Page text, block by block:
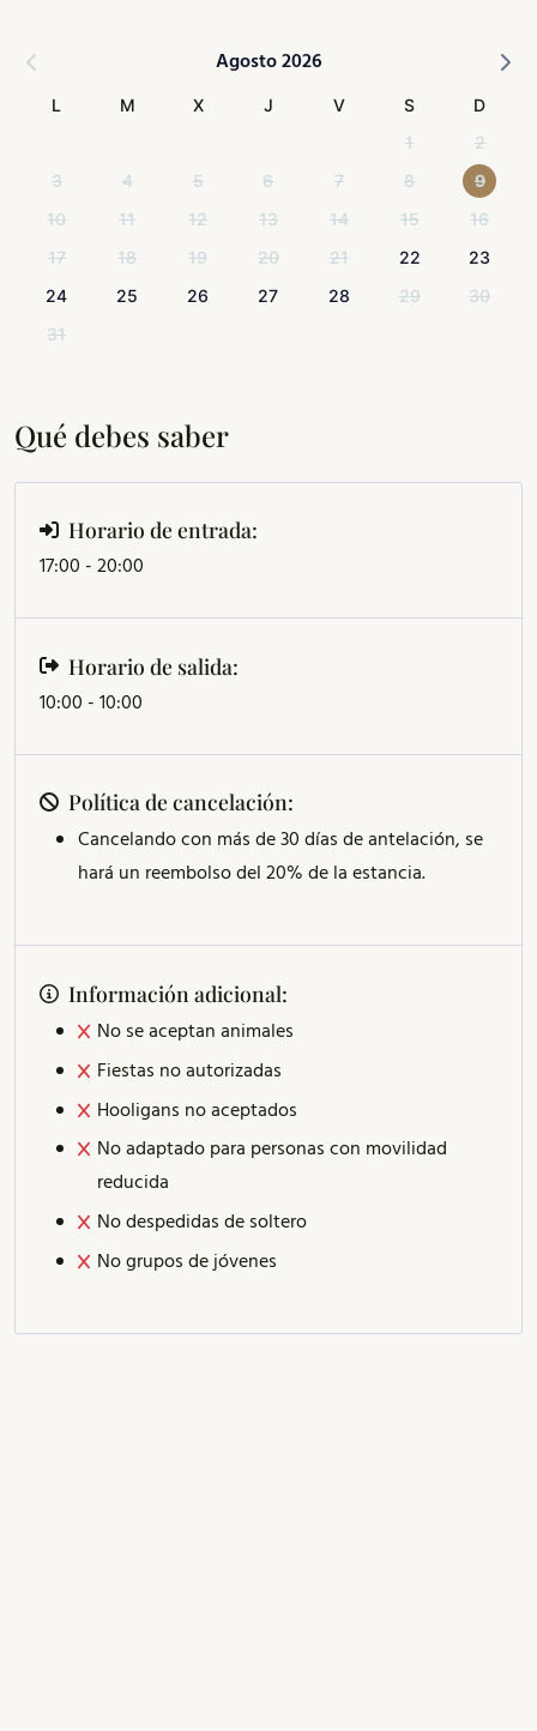
Agosto 2026
L M X J V S
D
1
2
3
4 5 6 7 8
9
10
11 12 13 14 15
16
17
18 19 20 21 22
23
24
25 26 27 28 29
30
31
Qué debes saber
Horario de entrada:
17:00 - 20:00
Horario de salida:
10:00 - 10:00
Política de cancelación:
Cancelando con más de 30 días de antelación, se
hará un reembolso del 20% de la estancia.
Información adicional:
No se aceptan animales
Fiestas no autorizadas
Hooligans no aceptados
No adaptado para personas con movilidad
reducida
No despedidas de soltero
No grupos de jóvenes